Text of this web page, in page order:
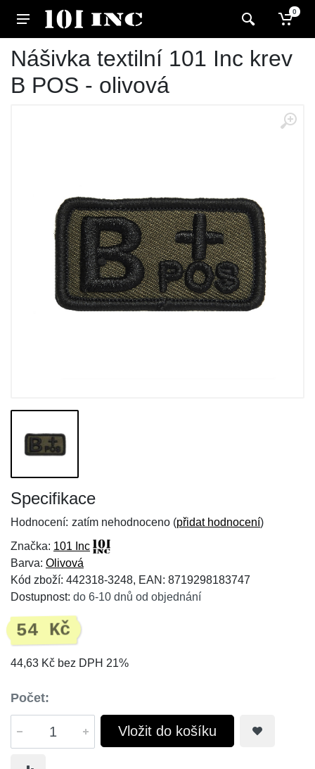
0
Nášivka textilní 101 Inc krev
B POS - olivová
Specifikace
Hodnocení: zatím nehodnoceno (přidat hodnocení)
Značka: 101 Inc
Barva: Olivová
Kód zboží: 442318-3248, EAN: 8719298183747
Dostupnost: do 6-10 dnů od objednání
54 Kč
44,63 Kč bez DPH 21%
Počet:
Vložit do košíku